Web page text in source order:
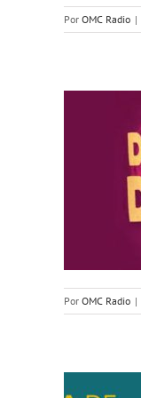
Por OMC Radio |
Por OMC Radio |